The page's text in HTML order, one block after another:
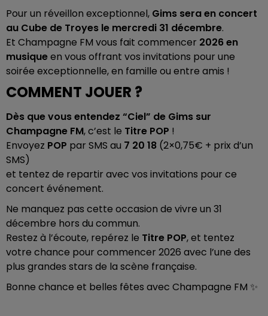
Pour un réveillon exceptionnel, Gims sera en concert
au Cube de Troyes le mercredi 31 décembre.
Et Champagne FM vous fait commencer 2026 en
musiqueen vous offrant vos invitations pour une
soirée exceptionnelle, en famille ou entre amis !
COMMENT JOUER ?
Dès que vous entendez “Ciel” de Gims sur
Champagne FM, c’est le Titre POP !
Envoyez POP par SMS au 7 20 18 (2×0,75€ + prix d’un
SMS)
et tentez de repartir avec vos invitations pour ce
concert événement.
Ne manquez pas cette occasion de vivre un 31
décembre hors du commun.
Restez à l’écoute, repérez le Titre POP, et tentez
votre chance pour commencer 2026 avec l’une des
plus grandes stars de la scène française.
Bonne chance et belles fêtes avec Champagne FM ✨